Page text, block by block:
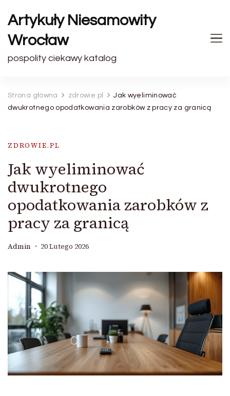
Artykuły Niesamowity
Wrocław
pospolity ciekawy katalog
Strona główna zdrowie.pl
Jak wyeliminować
dwukrotnego opodatkowania zarobków z pracy za granicą
ZDROWIE.PL
Jak wyeliminować
dwukrotnego
opodatkowania zarobków z
pracy za granicą
Admin 20 Lutego 2026